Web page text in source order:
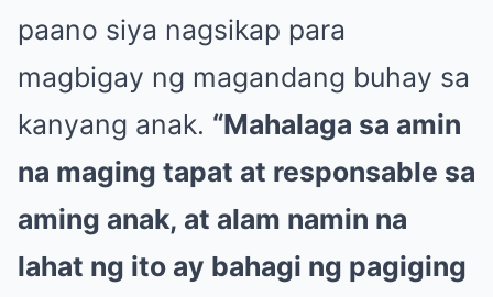
paano siya nagsikap para
magbigay ng magandang buhay sa
kanyang anak. “Mahalaga sa amin
na maging tapat at responsable sa
aming anak, at alam namin na
lahat ng ito ay bahagi ng pagiging